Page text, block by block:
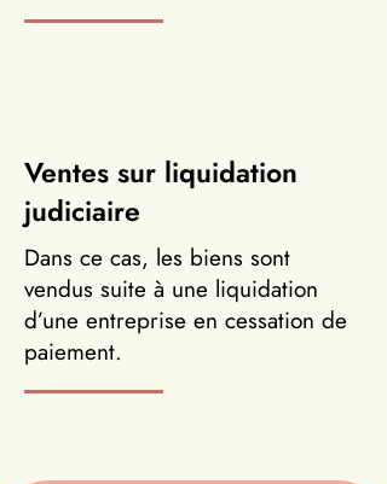
Ventes sur liquidation
judiciaire
Dans ce cas, les biens sont
vendus suite à une liquidation
d’une entreprise en cessation de
paiement.